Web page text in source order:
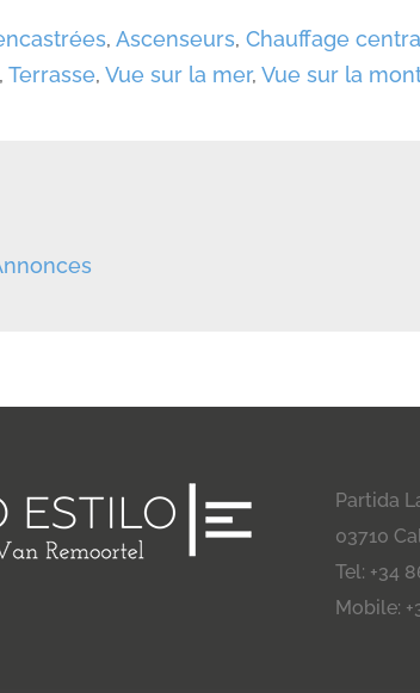
,Ascenseurs,Chauffage
,Terrasse,Vue sur la mer,Vue sur la
Partida
03710
Tel: +34
Mobile: